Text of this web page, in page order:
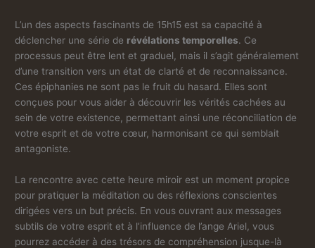
L’un des aspects fascinants de 15h15 est sa capacité à
déclencher une série de révélations temporelles. Ce
processus peut être lent et graduel, mais il s’agit généralement
d’une transition vers un état de clarté et de reconnaissance.
Ces épiphanies ne sont pas le fruit du hasard. Elles sont
conçues pour vous aider à découvrir les vérités cachées au
sein de votre existence, permettant ainsi une réconciliation de
votre esprit et de votre cœur, harmonisant ce qui semblait
antagoniste.
La rencontre avec cette heure miroir est un moment propice
pour pratiquer la méditation ou des réflexions conscientes
dirigées vers un but précis. En vous ouvrant aux messages
subtils de votre esprit et à l’influence de l’ange Ariel, vous
pourrez accéder à des trésors de compréhension jusque-là